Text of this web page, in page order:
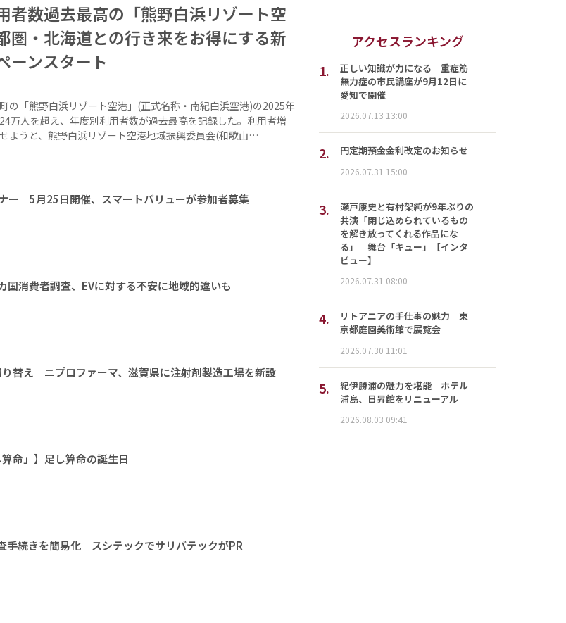
者数過去最高の「熊野白浜リゾート空
・北海道との行き来をお得にする新
ーンスタート
の「熊野白浜リゾート空港」(正式名称・南紀白浜空港)の2025年
万人を超え、年度別利用者数が過去最高を記録した。利用者増
ようと、熊野白浜リゾート空港地域振興委員会(和歌山…
ー 5月25日開催、スマートバリューが参加者募集
消費者調査、EVに対する不安に地域的違いも
替え ニプロファーマ、滋賀県に注射剤製造工場を新設
命」】足し算命の誕生日
続きを簡易化 スシテックでサリバテックがPR
アクセスランキング
1.
正しい知識が力になる 重症筋
無力症の市民講座が9月12日に
愛知で開催
2026.07.13 13:00
2. 円定期預金金利改定のお知らせ
2026.07.31 15:00
3.
瀬戸康史と有村架純が9年ぶりの
共演「閉じ込められているもの
を解き放ってくれる作品にな
る」 舞台「キュー」【インタ
ビュー】
2026.07.31 08:00
4.
リトアニアの手仕事の魅力 東
京都庭園美術館で展覧会
2026.07.30 11:01
5.
紀伊勝浦の魅力を堪能 ホテル
浦島、日昇館をリニューアル
2026.08.03 09:41